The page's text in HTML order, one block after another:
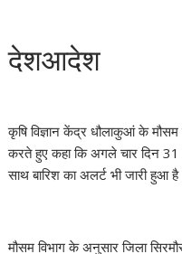
देशआदेश
कृषि विज्ञान केंद्र धौलाकुआं के मौसम
करते हुए कहा कि अगले चार दिन
साथ बारिश का अलर्ट भी जारी हुआ
मौसम विभाग के अनुसार जिला